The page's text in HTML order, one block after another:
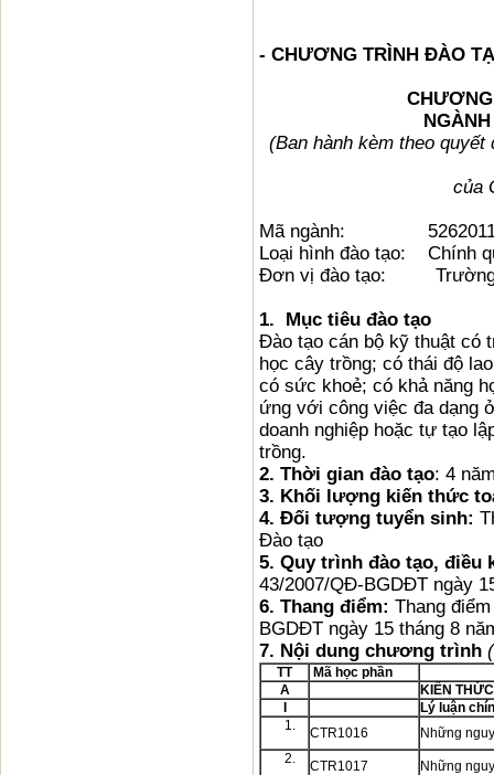
- CHƯƠNG TRÌNH ĐÀO
(Ban hành kèm theo
của
Mã ngành:
Loại hình đào tạo: Chính
Đơn vị đào tạo: Trường
1. Mục tiêu đào tạo
Đào tạo cán bộ kỹ thuật có
học cây trồng; có thái độ
có sức khoẻ; có khả năng
ứng với công việc đa dạng
doanh nghiệp hoặc tự tạo
trồng.
2. Thời gian đào tạo: 4
3. Khối lượng kiến thức
4. Đối tượng tuyển sinh:
Đào tạo
5. Quy trình đào tạo, điều
43/2007/QĐ-BGDĐT ngày
6. Thang điểm: Thang
BGDĐT ngày 15 tháng 8
7. Nội dung chương trình
TT
Mã học phần
A
KIẾN
Lý luận
1.
CTR1016
Những
2.
CTR1017
Những